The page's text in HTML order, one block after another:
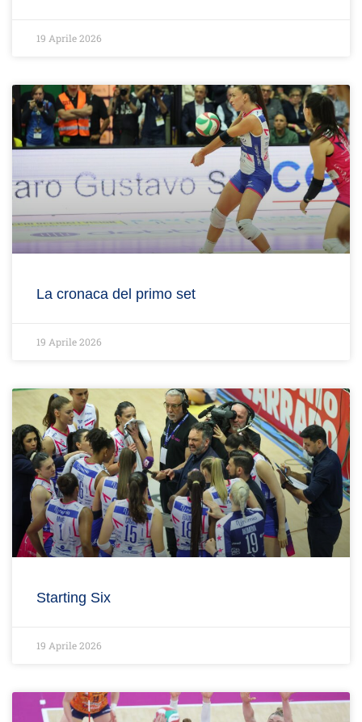
19 Aprile 2026
La cronaca del primo set
19 Aprile 2026
Starting Six
19 Aprile 2026